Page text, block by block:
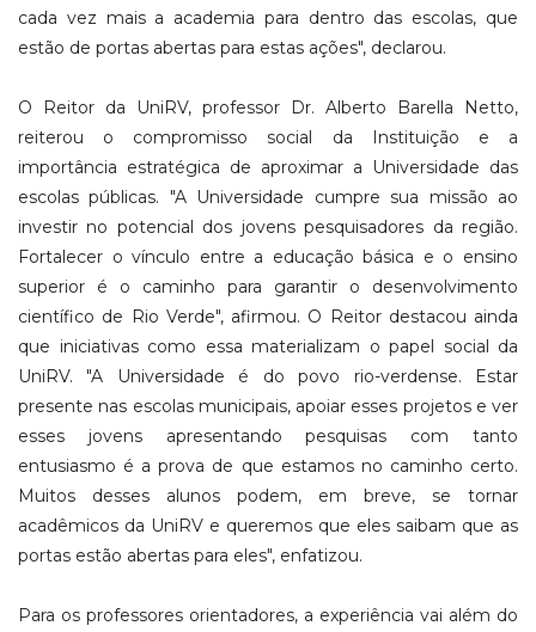
cada vez mais a academia para dentro das escolas, que
estão de portas abertas para estas ações", declarou.
O Reitor da UniRV, professor Dr. Alberto Barella Netto,
reiterou o compromisso social da Instituição e a
importância estratégica de aproximar a Universidade das
escolas públicas. "A Universidade cumpre sua missão ao
investir no potencial dos jovens pesquisadores da região.
Fortalecer o vínculo entre a educação básica e o ensino
superior é o caminho para garantir o desenvolvimento
científico de Rio Verde", afirmou. O Reitor destacou ainda
que iniciativas como essa materializam o papel social da
UniRV. "A Universidade é do povo rio-verdense. Estar
presente nas escolas municipais, apoiar esses projetos e ver
esses jovens apresentando pesquisas com tanto
entusiasmo é a prova de que estamos no caminho certo.
Muitos desses alunos podem, em breve, se tornar
acadêmicos da UniRV e queremos que eles saibam que as
portas estão abertas para eles", enfatizou.
Para os professores orientadores, a experiência vai além do